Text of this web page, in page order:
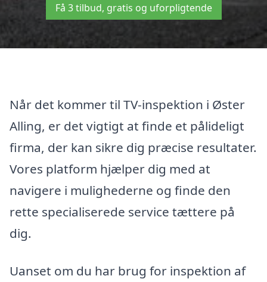
Få 3 tilbud, gratis og uforpligtende
Når det kommer til TV-inspektion i Øster
Alling, er det vigtigt at finde et pålideligt
firma, der kan sikre dig præcise resultater.
Vores platform hjælper dig med at
navigere i mulighederne og finde den
rette specialiserede service tættere på
dig.
Uanset om du har brug for inspektion af